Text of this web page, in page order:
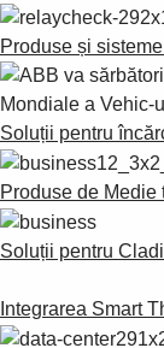
Produse și
Soluții pentru
Produse de Medie
Soluții pentru
Integrarea Smart